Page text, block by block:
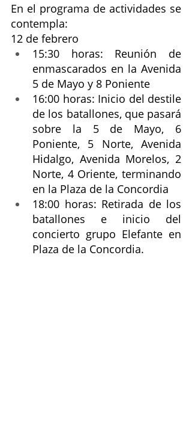
En el programa de actividades se
contempla:
12 de febrero
15:30 horas: Reunión de
enmascarados en la Avenida
5 de Mayo y 8 Poniente
16:00 horas: Inicio del destile
de los batallones, que pasará
sobre la 5 de Mayo, 6
Poniente, 5 Norte, Avenida
Hidalgo, Avenida Morelos, 2
Norte, 4 Oriente, terminando
en la Plaza de la Concordia
18:00 horas: Retirada de los
batallones e inicio del
concierto grupo Elefante en
Plaza de la Concordia.